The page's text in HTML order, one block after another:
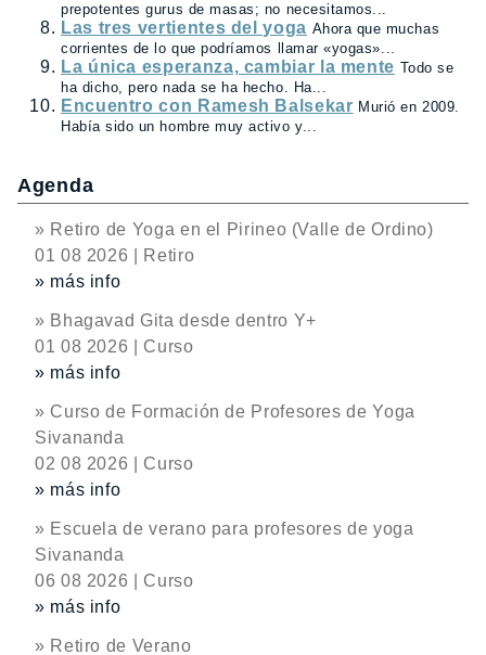
prepotentes gurus de masas; no necesitamos...
Las tres vertientes del yoga Ahora que muchas
corrientes de lo que podríamos llamar «yogas»...
La única esperanza, cambiar la mente Todo se
ha dicho, pero nada se ha hecho. Ha...
Encuentro con Ramesh Balsekar Murió en 2009.
Había sido un hombre muy activo y...
Agenda
» Retiro de Yoga en el Pirineo (Valle de Ordino)
01 08 2026 | Retiro
» más info
» Bhagavad Gita desde dentro Y+
01 08 2026 | Curso
» más info
» Curso de Formación de Profesores de Yoga
Sivananda
02 08 2026 | Curso
» más info
» Escuela de verano para profesores de yoga
Sivananda
06 08 2026 | Curso
» más info
» Retiro de Verano